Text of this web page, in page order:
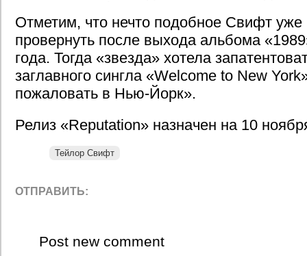
Отметим, что нечто подобное Свифт уже
провернуть после выхода альбома
года. Тогда «звезда» хотела
заглавного сингла «Welcome to New
пожаловать в Нью-Йорк».
Релиз «Reputation» назначен на 10
Тейлор Свифт
ОТПРАВИТЬ:
Post new comment